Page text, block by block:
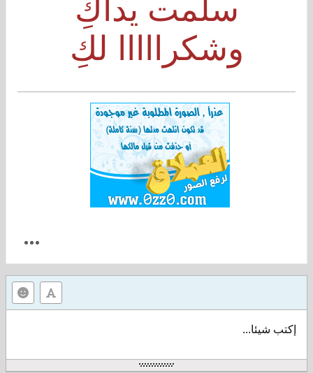
سلمت يداكِ
وشكرااااا لكِ
إكتب شيئا...